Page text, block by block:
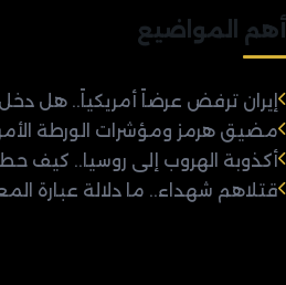
أهم المواضيع
إيران ترفض عرضاً أمريكياً.. هل
مضيق هرمز ومؤشرات الورطة
أكذوبة الهروب إلى روسيا.. كيف
قتلاهم شهداء.. ما دلالة عبارة